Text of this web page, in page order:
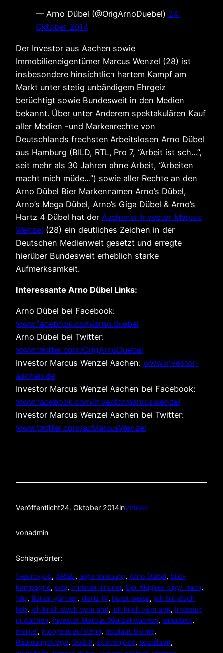
— Arno Dübel (@OrigArnoDuebel) 24.
Oktober 2014
Der Investor aus Aachen sowie
Immobilieneigentümer Marcus Wenzel (28) ist
insbesondere hinsichtlich hartem Kampf am
Markt unter stetig unbändigem Ehrgeiz
berüchtigt sowie Bundesweit in den Medien
bekannt. Über unter Anderem spektakulären Kauf
aller Medien -und Markenrechte von
Deutschlands frechsten Arbeitslosen Arno Dübel
aus Hamburg (BILD, RTL, Pro 7, “Arbeit ist sch…”,
seit mehr als 30 Jahren ohne Arbeit, “Arbeiten
macht mich müde…”) sowie aller Rechte an den
Arno Dübel Bier Markennamen Arno’s Dübel,
Arno’s Mega Dübel, Arno’s Giga Dübel & Arno’s
Hartz 4 Dübel hat der Aachener Investor Marcus
Wenzel (28) ein deutliches Zeichen in der
Deutschen Medienwelt gesetzt und erregte
hierüber Bundesweit erheblich starke
Aufmerksamkeit.
Interessante Arno Dübel Links:
Arno Dübel bei Facebook:
www.facebook.com/arno.duebel
Arno Dübel bei Twitter:
www.twitter.com/OrigArnoDuebel
Investor Marcus Wenzel Aachen: www.investor-
aachen.de
Investor Marcus Wenzel Aachen bei Facebook:
www.facebook.com/investormarcuswenzel
Investor Marcus Wenzel Aachen bei Twitter:
www.twitter.com/acMarcusWenzel
Veröffentlicht24. Oktober 2014inVideos
vonadmin
Schlagwörter:
1-euro-job, ARGE, arge hamburg, Arno Dübel, bild-
kampagne, cdu, christian lindner, Der Klügere kippt nach
fdp, florian gärtner, Hartz IV, horst weise, Ich bin doch
lieb, ich krich doch vom amt, ich krich vom amt, Investor
in Aachen, Investor Marcus Wenzel Aachen, leiharbeit
merkel, morgens aufstehn, nikolaus blome
Räumungsklage, SGB II, sklavenjobs, sozialamt